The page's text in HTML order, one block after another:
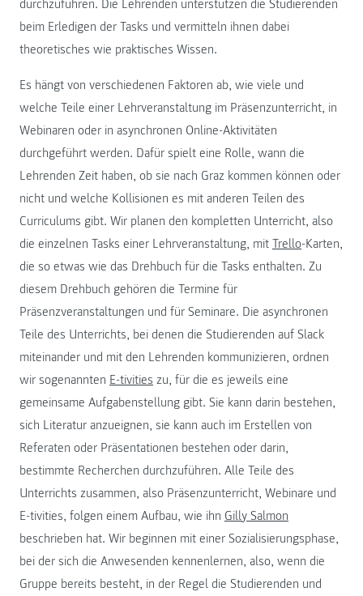
durchzuführen. Die Lehrenden unterstützen die Studierenden
beim Erledigen der Tasks und vermitteln ihnen dabei
theoretisches wie praktisches Wissen.
Es hängt von verschiedenen Faktoren ab, wie viele und
welche Teile einer Lehrveranstaltung im Präsenzunterricht, in
Webinaren oder in asynchronen Online-Aktivitäten
durchgeführt werden. Dafür spielt eine Rolle, wann die
Lehrenden Zeit haben, ob sie nach Graz kommen können oder
nicht und welche Kollisionen es mit anderen Teilen des
Curriculums gibt. Wir planen den kompletten Unterricht, also
die einzelnen Tasks einer Lehrveranstaltung, mit Trello-Karten,
die so etwas wie das Drehbuch für die Tasks enthalten. Zu
diesem Drehbuch gehören die Termine für
Präsenzveranstaltungen und für Seminare. Die asynchronen
Teile des Unterrichts, bei denen die Studierenden auf Slack
miteinander und mit den Lehrenden kommunizieren, ordnen
wir sogenannten E-tivities zu, für die es jeweils eine
gemeinsame Aufgabenstellung gibt. Sie kann darin bestehen,
sich Literatur anzueignen, sie kann auch im Erstellen von
Referaten oder Präsentationen bestehen oder darin,
bestimmte Recherchen durchzuführen. Alle Teile des
Unterrichts zusammen, also Präsenzunterricht, Webinare und
E-tivities, folgen einem Aufbau, wie ihn Gilly Salmon
beschrieben hat. Wir beginnen mit einer Sozialisierungsphase,
bei der sich die Anwesenden kennenlernen, also, wenn die
Gruppe bereits besteht, in der Regel die Studierenden und